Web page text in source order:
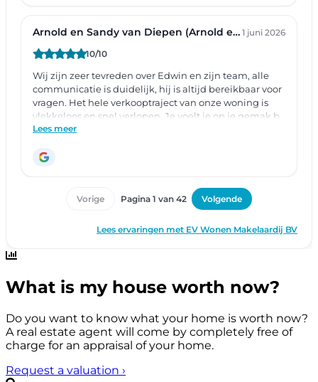
What is my house worth now?
Do you want to know what your home is worth now?
A real estate agent will come by completely free of
charge for an appraisal of your home.
Request a valuation ›